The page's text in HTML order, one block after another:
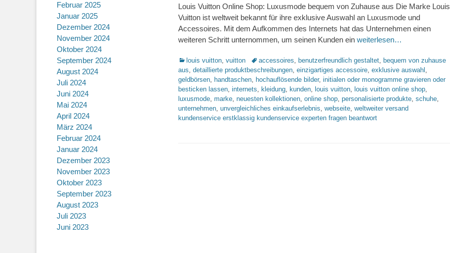
Louis Vuitton Online Shop: Luxusmode bequem von Zuhause aus Die Marke Louis
Vuitton ist weltweit bekannt für ihre exklusive Auswahl an Luxusmode und
Accessoires. Mit dem Aufkommen des Internets hat das Unternehmen einen
weiteren Schritt unternommen, um seinen Kunden ein weiterlesen…
Kategorien
louis vuitton, vuitton Schlagworte
accessoires, benutzerfreundlich gestaltet, bequem von zuhause
aus, detaillierte produktbeschreibungen, einzigartiges accessoire, exklusive auswahl ,
geldbörsen, handtaschen, hochauflösende bilder, initialen oder monogramme gravieren oder
besticken lassen, internets, kleidung, kunden, louis vuitton, louis vuitton online shop,
luxusmode, marke, neuesten kollektionen, online shop, personalisierte produkte, schuhe,
unternehmen, unvergleichliches einkaufserlebnis, webseite, weltweiter versand
kundenservice erstklassig kundenservice experten fragen beantwort
Februar 2025
Januar 2025
Dezember 2024
November 2024
Oktober 2024
September 2024
August 2024
Juli 2024
Juni 2024
Mai 2024
April 2024
März 2024
Februar 2024
Januar 2024
Dezember 2023
November 2023
Oktober 2023
September 2023
August 2023
Juli 2023
Juni 2023